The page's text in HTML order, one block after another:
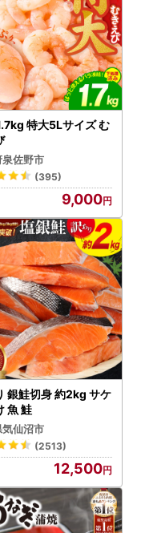
特大5Lサイズ む
泉佐野市
(395)
9,000
鮭切身 約2kg サケ
魚 鮭
仙沼市
(2513)
12,500